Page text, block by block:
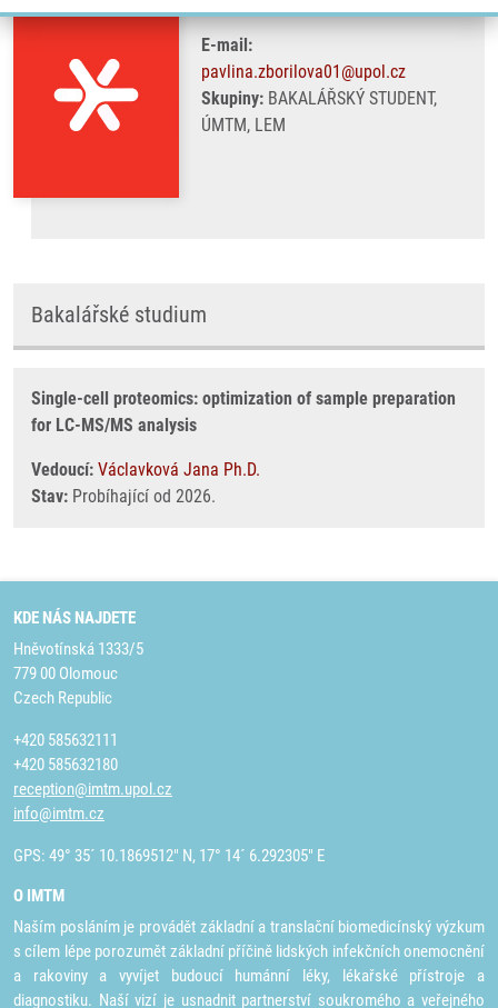
E-mail:
pavlina.zborilova01@upol.cz
Skupiny:BAKALÁŘSKÝ STUDENT,
ÚMTM, LEM
Bakalářské studium
Single-cell proteomics: optimization of sample preparation
for LC-MS/MS analysis
Vedoucí: Václavková Jana Ph.D.
Stav: Probíhající od 2026.
KDE NÁS NAJDETE
Hněvotínská 1333/5
779 00 Olomouc
Czech Republic
+420 585632111
+420 585632180
reception@imtm.upol.cz
info@imtm.cz
GPS: 49° 35´ 10.1869512" N, 17° 14´ 6.292305" E
O IMTM
Naším posláním je provádět základní a translační biomedicínský výzkum
s cílem lépe porozumět základní příčině lidských infekčních onemocnění
a rakoviny a vyvíjet budoucí humánní léky, lékařské přístroje a
diagnostiku. Naší vizí je usnadnit partnerství soukromého a veřejného